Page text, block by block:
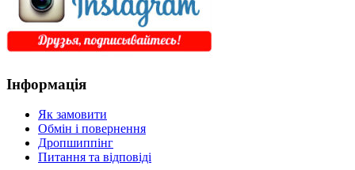
Інформація
Як замовити
Обмін і повернення
Дропшиппінг
Питання та відповіді